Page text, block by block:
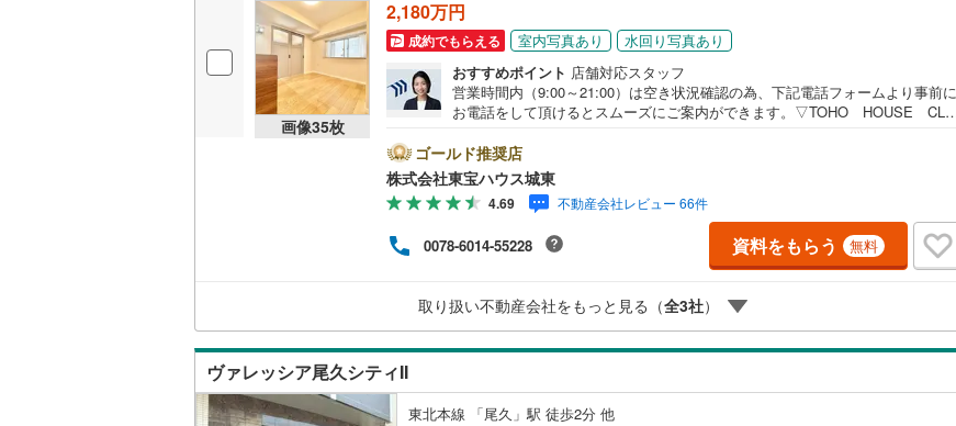
画像35枚
2,180万円
成約でもらえる 室内写真あり
水回り写真あり
おすすめポイント 店舗対応スタッフ
営業時間内（9:00～21:00）は空き状況確認の為、下記電話フォームより事前に
お電話をして頂けるとスムーズにご案内ができます。▽TOHO HOUSE CLU
て暮らしの「安心」を守り続けます。【Yahoo！ 不動産キャンペーン対象店
舗】当店で物件を成約するとPayPayボーナスライトがもらえる「Yahoo！ 不動
産 物件ご成約キャンペーン」の対象になります。「資料をもらう」「見学予約
をする」ボタンからお問い合わせください。※必ずYahoo！ JAPAN IDでログイ
ンしてください。※PayPayボーナスライトは出金と譲渡はできません。ご案
内・詳細な資料のご請求はお気軽にどうぞ♪お電話でのお問い合わせも常時受け
付けております！■頭金0円からのご購入可能です■（諸費用もOK）お気軽にお
ゴールド推奨店
株式会社東宝ハウス城東
4.69 不動産会社レビュー 66件
0078-6014-55228 資料をもらう 無料
取り扱い不動産会社をもっと見る（全3社）
ヴァレッシア尾久シティII
東北本線 「尾久」駅 徒歩2分 他
西多摩郡日の出町
大島町(0) 利島村
神津島村(0) 三宅島三宅村(0)
八丈島八丈町(
西武多摩湖線 (0) 西武多摩川線
西武山口線(0)
京王相模原線(0) 京王井の頭線(0)
小田急多摩線(0
東急大井町線( )
東急目黒線( 0
都電荒川線(16)
ゆりかもめ(0) 都営日暮里・舎人ライナー
多摩モノレール(0) 埼玉高速鉄道(0)
立地
最寄りの駅が始発駅 （0）
共用施設
コンシェルジュサービス
設備
床暖房（ 0） オール電化（ 0）